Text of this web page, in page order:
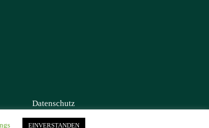
Datenschutz
EINVERSTANDEN